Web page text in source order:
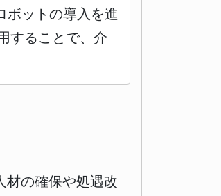
ットの導入を進
することで、介
材の確保や処遇改